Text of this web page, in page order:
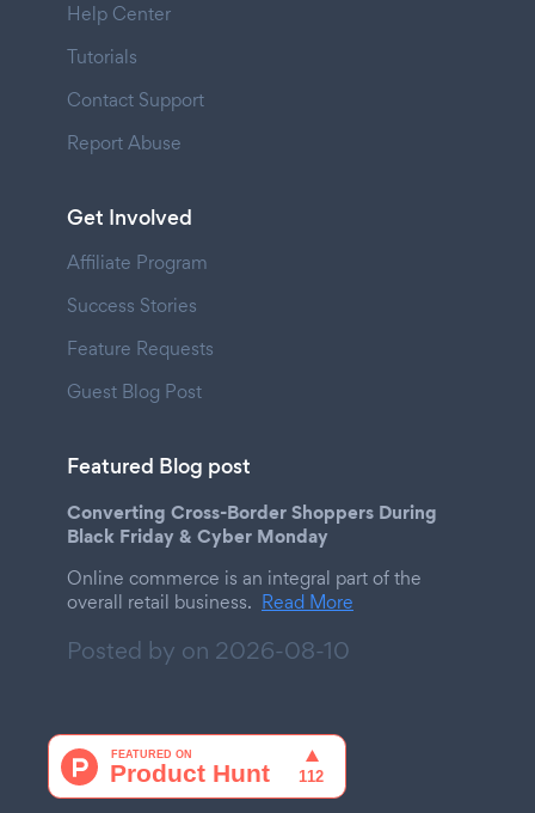
Help Center
Tutorials
Contact Support
Report Abuse
Get Involved
Affiliate Program
Success Stories
Feature Requests
Guest Blog Post
Featured Blog post
Converting Cross-Border Shoppers During
Black Friday & Cyber Monday
Online commerce is an integral part of the
overall retail business. Read More
Posted by on 2026-08-10